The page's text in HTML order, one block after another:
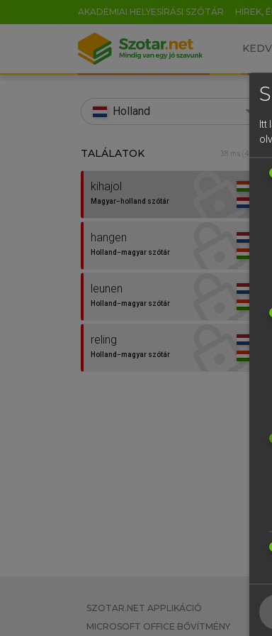
AKADÉMIAI HELYESÍRÁSI SZÓTÁR HÍREK,
Holland
TALÁLATOK 38 ms (4 db)
kihajol
Magyar−holland szótár
hangen
Holland−magyar szótár
leunen
Holland−magyar szótár
reling
Holland−magyar szótár
SZOTAR.NET APPLIKÁCIÓ
MICROSOFT OFFICE BŐVÍTMÉNY
Itt